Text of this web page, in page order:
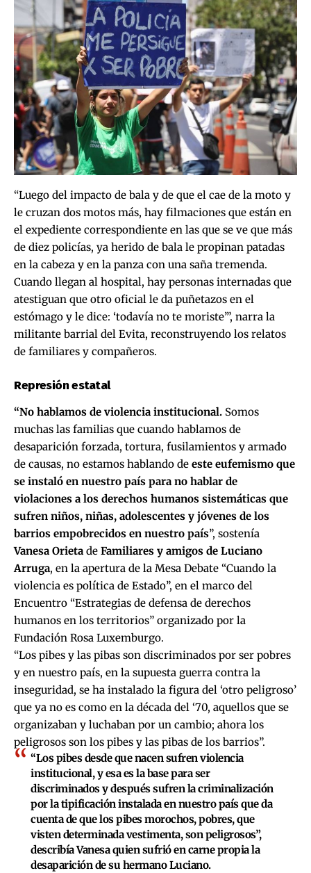
“Luego del impacto de bala y de que el cae de la moto y
le cruzan dos motos más, hay filmaciones que están en
el expediente correspondiente en las que se ve que más
de diez policías, ya herido de bala le propinan patadas
en la cabeza y en la panza con una saña tremenda.
Cuando llegan al hospital, hay personas internadas que
atestiguan que otro oficial le da puñetazos en el
estómago y le dice: ‘todavía no te moriste’”, narra la
militante barrial del Evita, reconstruyendo los relatos
de familiares y compañeros.
Represión estatal
“No hablamos de violencia institucional. Somos
muchas las familias que cuando hablamos de
desaparición forzada, tortura, fusilamientos y armado
de causas, no estamos hablando de este eufemismo que
se instaló en nuestro país para no hablar de
violaciones a los derechos humanos sistemáticas que
sufren niños, niñas, adolescentes y jóvenes de los
barrios empobrecidos en nuestro país”, sostenía
Vanesa Orieta de Familiares y amigos de Luciano
Arruga, en la apertura de la Mesa Debate “Cuando la
violencia es política de Estado”, en el marco del
Encuentro “Estrategias de defensa de derechos
humanos en los territorios” organizado por la
Fundación Rosa Luxemburgo.
“Los pibes y las pibas son discriminados por ser pobres
y en nuestro país, en la supuesta guerra contra la
inseguridad, se ha instalado la figura del ‘otro peligroso’
que ya no es como en la década del ‘70, aquellos que se
organizaban y luchaban por un cambio; ahora los
peligrosos son los pibes y las pibas de los barrios”.
“Los pibes desde que nacen sufren violencia
institucional, y esa es la base para ser
discriminados y después sufren la criminalización
por la tipificación instalada en nuestro país que da
cuenta de que los pibes morochos, pobres, que
visten determinada vestimenta, son peligrosos”,
describía Vanesa quien sufrió en carne propia la
desaparición de su hermano Luciano.